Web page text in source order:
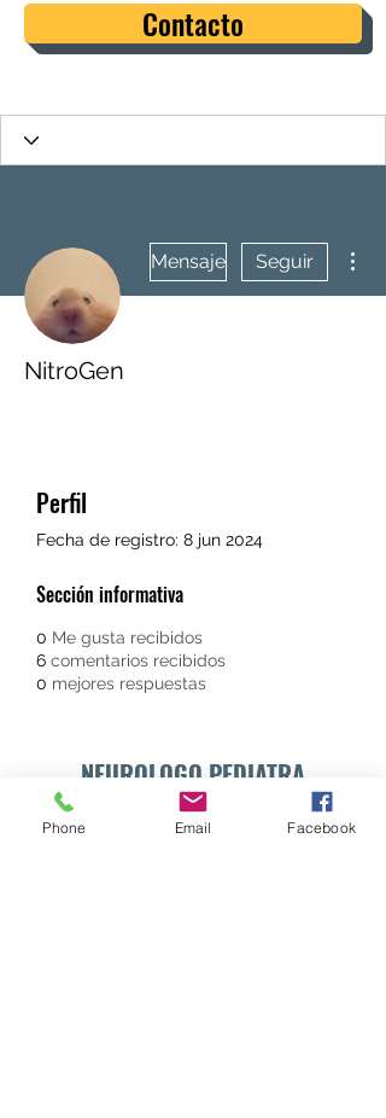
Contacto
Mensaje Seguir
NitroGen
Perfil
Fecha de registro: 8 jun 2024
Sección informativa
0 Me gusta recibidos
6 comentarios recibidos
0 mejores respuestas
NEUROLOGO PEDIATRA
DR. WALTER E. SÁNCHEZ VIDES
Phone Email Facebook